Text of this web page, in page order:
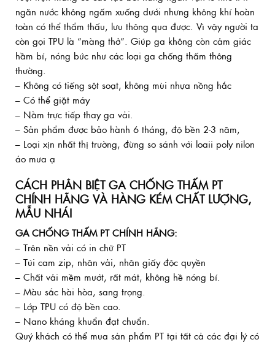
ngăn nước không ngấm xuống dưới nhưng không khí hoàn
toàn có thể thẩm thấu, lưu thông qua được. Vì vậy người ta
còn gọi TPU là “màng thở”. Giúp ga không còn cảm giác
hầm bí, nóng bức như các loại ga chống thấm thông
thường.
– Không có tiếng sột soạt, không mùi nhựa nồng hắc
– Có thể giặt máy
– Nằm trực tiếp thay ga vải.
– Sản phẩm được bảo hành 6 tháng, độ bền 2-3 năm,
– Loại xịn nhất thị trường, đừng so sánh với loaii poly nilon
áo mưa ạ
CÁCH PHÂN BIỆT GA CHỐNG THẤM PT
CHÍNH HÃNG VÀ HÀNG KÉM CHẤT LƯỢNG,
MẪU NHÁI
GA CHỐNG THẤM PT CHÍNH HÃNG:
– Trên nền vải có in chữ PT
– Túi cam zip, nhãn vải, nhãn giấy độc quyền
– Chất vải mềm mướt, rất mát, không hề nóng bí.
– Màu sắc hài hòa, sang trọng.
– Lớp TPU có độ bền cao.
– Nano kháng khuẩn đạt chuẩn.
Quý khách có thể mua sản phẩm PT tại tất cả các đại lý có